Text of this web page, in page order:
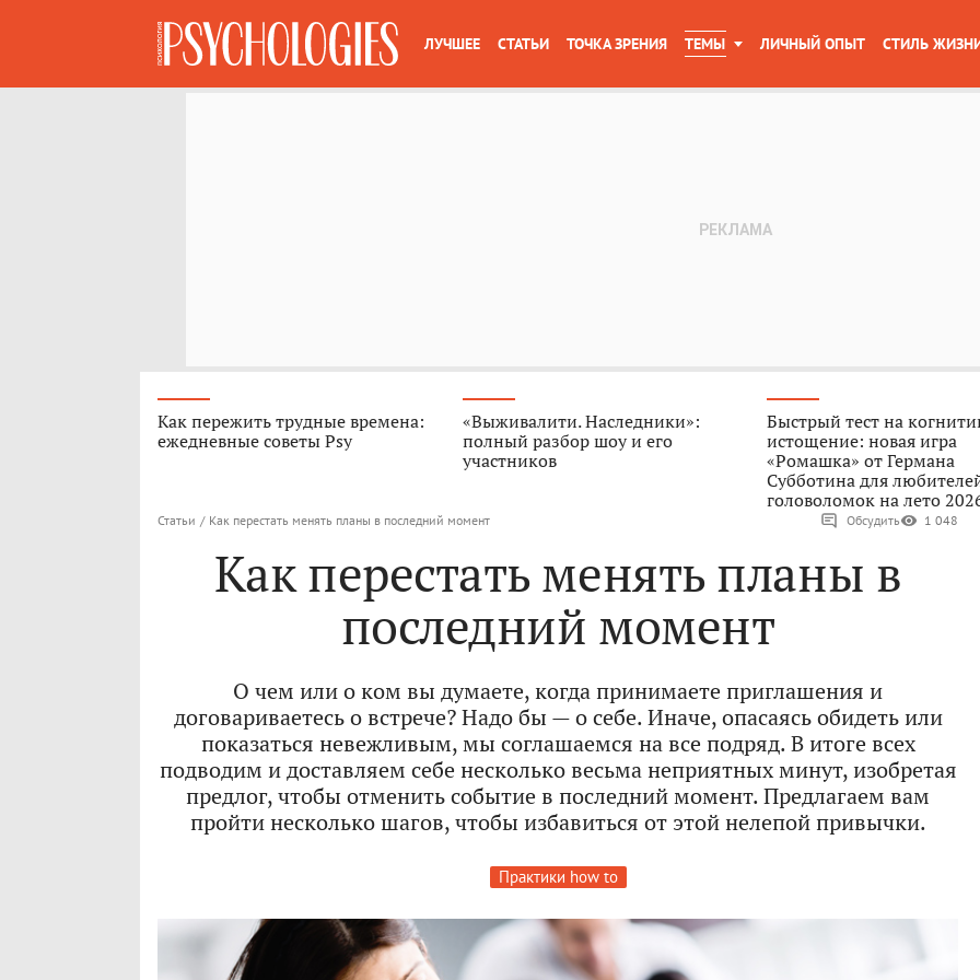
ЛУЧШЕЕ СТАТЬИ ТОЧКА ЗРЕНИЯ ТЕМЫ ЛИЧНЫЙ ОПЫТ СТИЛЬ
Как пережить трудные времена:
ежедневные советы Psy
«Выживалити. Наследники»:
полный разбор шоу и его
участников
Быстрый тест на
истощение: новая игра
«Ромашка» от Германа
Субботина для
головоломок на лето
Статьи / Как перестать менять планы в последний момент Обсудить 1 048
Как перестать менять планы в
последний момент
О чем или о ком вы думаете, когда принимаете приглашения и
договариваетесь о встрече? Надо бы — о себе. Иначе, опасаясь обидеть или
показаться невежливым, мы соглашаемся на все подряд. В итоге всех
подводим и доставляем себе несколько весьма неприятных минут, изобретая
предлог, чтобы отменить событие в последний момент. Предлагаем вам
пройти несколько шагов, чтобы избавиться от этой нелепой привычки.
Практики how to